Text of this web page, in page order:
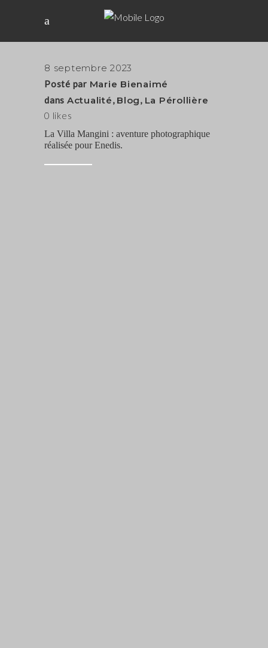
8 septembre 2023
Posté par Marie Bienaimé
dans Actualité, Blog, La Pérollière
0 likes
La Villa Mangini : aventure photographique
réalisée pour Enedis.